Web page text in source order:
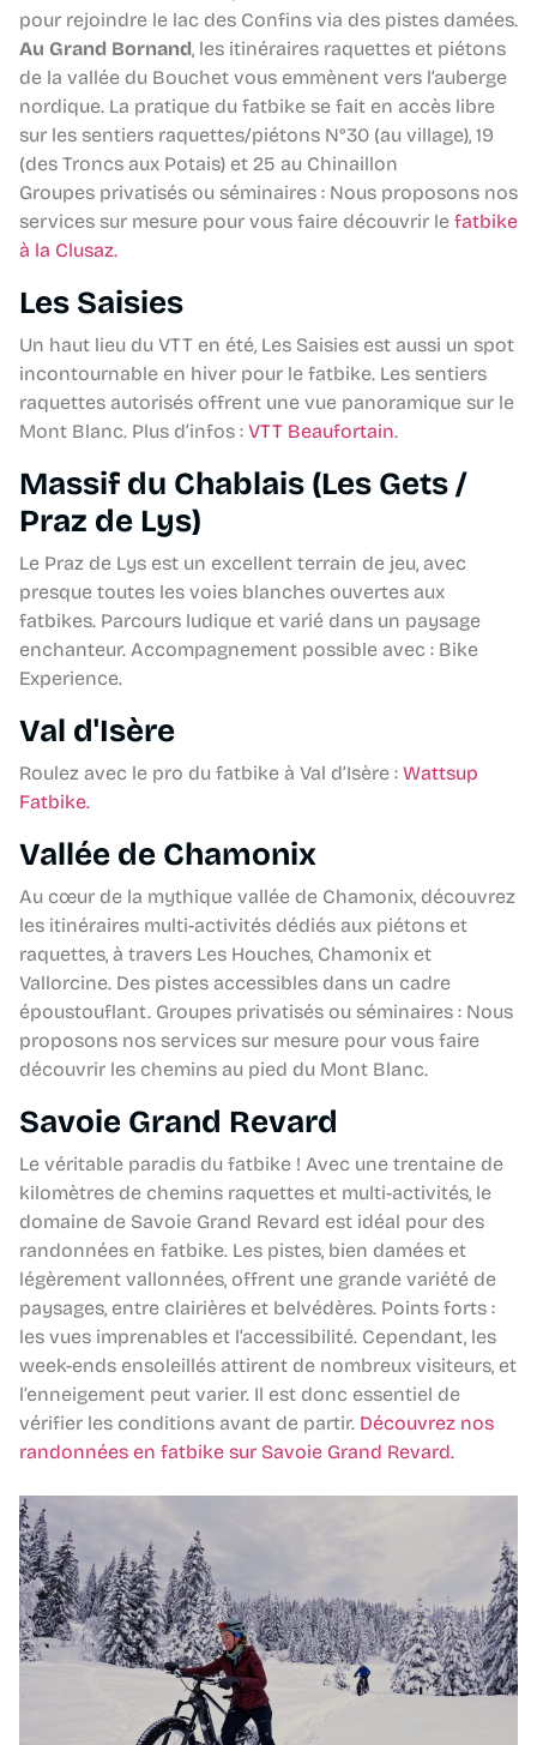
pour rejoindre le lac des Confins via des pistes damées.
Au Grand Bornand, les itinéraires raquettes et piétons
de la vallée du Bouchet vous emmènent vers l’auberge
nordique. La pratique du fatbike se fait en accès libre
sur les sentiers raquettes/piétons N°30 (au village), 19
(des Troncs aux Potais) et 25 au Chinaillon
Groupes privatisés ou séminaires : Nous proposons nos
services sur mesure pour vous faire découvrir le fatbike
à la Clusaz.
Les Saisies
Un haut lieu du VTT en été, Les Saisies est aussi un spot
incontournable en hiver pour le fatbike. Les sentiers
raquettes autorisés offrent une vue panoramique sur le
Mont Blanc. Plus d’infos : VTT Beaufortain.
Massif du Chablais (Les Gets /
Praz de Lys)
Le Praz de Lys est un excellent terrain de jeu, avec
presque toutes les voies blanches ouvertes aux
fatbikes. Parcours ludique et varié dans un paysage
enchanteur. Accompagnement possible avec : Bike
Experience.
Val d'Isère
Roulez avec le pro du fatbike à Val d’Isère : Wattsup
Fatbike.
Vallée de Chamonix
Au cœur de la mythique vallée de Chamonix, découvrez
les itinéraires multi-activités dédiés aux piétons et
raquettes, à travers Les Houches, Chamonix et
Vallorcine. Des pistes accessibles dans un cadre
époustouflant. Groupes privatisés ou séminaires : Nous
proposons nos services sur mesure pour vous faire
découvrir les chemins au pied du Mont Blanc.
Savoie Grand Revard
Le véritable paradis du fatbike ! Avec une trentaine de
kilomètres de chemins raquettes et multi-activités, le
domaine de Savoie Grand Revard est idéal pour des
randonnées en fatbike. Les pistes, bien damées et
légèrement vallonnées, offrent une grande variété de
paysages, entre clairières et belvédères. Points forts :
les vues imprenables et l’accessibilité. Cependant, les
week-ends ensoleillés attirent de nombreux visiteurs, et
l’enneigement peut varier. Il est donc essentiel de
vérifier les conditions avant de partir. Découvrez nos
randonnées en fatbike sur Savoie Grand Revard.